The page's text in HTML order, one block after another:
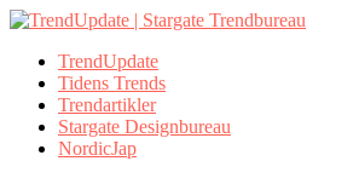
TrendUpdate
Tidens Trends
Trendartikler
Stargate Designbureau
NordicJap